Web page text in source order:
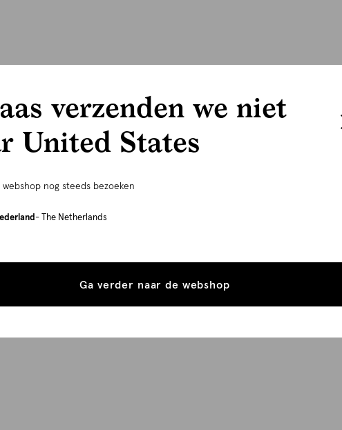
verzenden we niet
United States
nog steeds bezoeken
- The Netherlands
Ga verder naar de webshop